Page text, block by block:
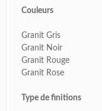
Couleurs
Granit Gris
Granit Noir
Granit Rouge
Granit Rose
Type de finitions